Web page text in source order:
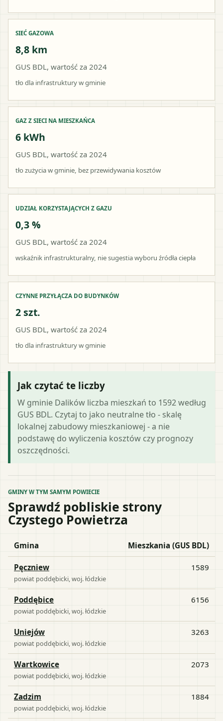
SIEĆ GAZOWA
8,8 km
GUS BDL, wartość za 2024
tło dla infrastruktury w gminie
GAZ Z SIECI NA MIESZKAŃCA
6 kWh
GUS BDL, wartość za 2024
tło zużycia w gminie, bez przewidywania kosztów
UDZIAŁ KORZYSTAJĄCYCH Z GAZU
0,3 %
GUS BDL, wartość za 2024
wskaźnik infrastrukturalny, nie sugestia wyboru źródła ciepła
CZYNNE PRZYŁĄCZA DO BUDYNKÓW
2 szt.
GUS BDL, wartość za 2024
tło dla infrastruktury w gminie
Jak czytać te liczby
W gminie Dalików liczba mieszkań to 1592 według
GUS BDL. Czytaj to jako neutralne tło - skalę
lokalnej zabudowy mieszkaniowej - a nie
podstawę do wyliczenia kosztów czy prognozy
oszczędności.
GMINY W TYM SAMYM POWIECIE
Sprawdź pobliskie strony
Czystego Powietrza
Gmina Mieszkania (GUS BDL)
Pęczniew
powiat poddębicki , woj.łódzkie
1589
Poddębice
powiat poddębicki , woj.łódzkie
6156
Uniejów
powiat poddębicki , woj.łódzkie
3263
Wartkowice
powiat poddębicki , woj.łódzkie
2073
Zadzim
powiat poddębicki , woj.łódzkie
1884